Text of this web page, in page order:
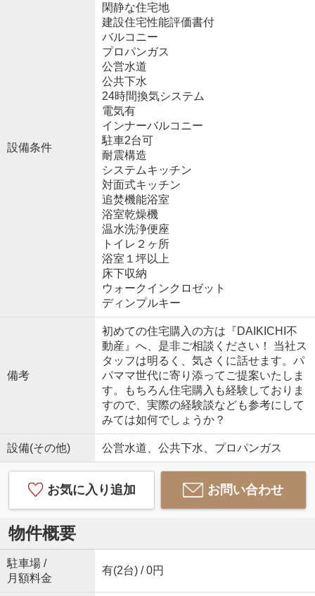
設備条件
閑静な住宅地
建設住宅性能評価書付
バルコニー
プロパンガス
公営水道
公共下水
24時間換気システム
電気有
インナーバルコニー
駐車2台可
耐震構造
システムキッチン
対面式キッチン
追焚機能浴室
浴室乾燥機
温水洗浄便座
トイレ２ヶ所
浴室１坪以上
床下収納
ウォークインクロゼット
ディンプルキー
備考
初めての住宅購入の方は『DAIKICHI不
動産』へ、是非ご相談ください！ 当社ス
タッフは明るく、気さくに話せます。パ
パママ世代に寄り添ってご提案いたしま
す。もちろん住宅購入も経験しておりま
すので、実際の経験談なども参考にして
みては如何でしょうか？
設備(その他) 公営水道、公共下水、プロパンガス
お気に入り追加 お問い合わせ
物件概要
駐車場 /
月額料金
有(2台) / 0円